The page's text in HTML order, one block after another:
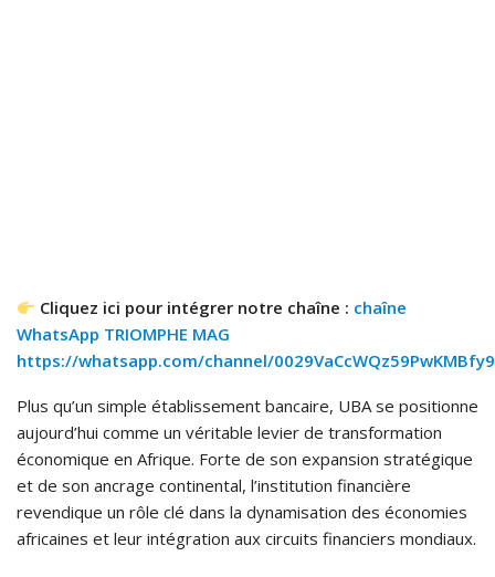
Cliquez ici pour intégrer notre chaîne : chaîne
WhatsApp TRIOMPHE MAG
https://whatsapp.com/channel/
Plus qu’un simple établissement bancaire, UBA se positionne
aujourd’hui comme un véritable levier de transformation
économique en Afrique. Forte de son expansion stratégique
et de son ancrage continental, l’institution financière
revendique un rôle clé dans la dynamisation des économies
africaines et leur intégration aux circuits financiers mondiaux.